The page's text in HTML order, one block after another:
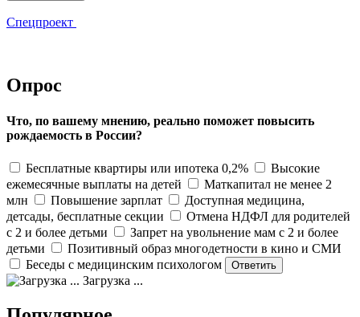
Спецпроект
Опрос
Что, по вашему мнению, реально поможет повысить
рождаемость в России?
Бесплатные квартиры или ипотека 0,2%
Высокие
ежемесячные выплаты на детей
Маткапитал не менее 2
млн
Повышение зарплат
Доступная медицина,
детсады, бесплатные секции
Отмена НДФЛ для родителей
с 2 и более детьми
Запрет на увольнение мам с 2 и более
детьми
Позитивный образ многодетности в кино и СМИ
Беседы с медицинским психологом
Загрузка ...